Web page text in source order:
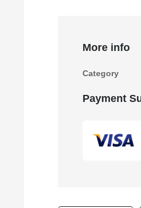
More info
Category
Payment